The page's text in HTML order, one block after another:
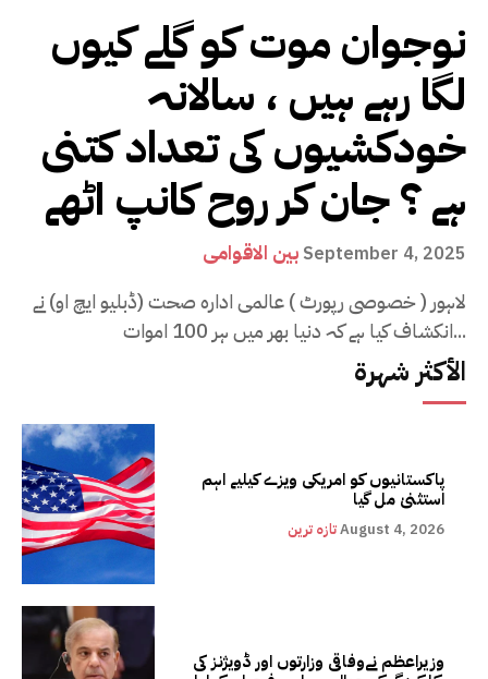
نوجوان موت کو گلے کیوں
لگا رہے ہیں ، سالانہ
خودکشیوں کی تعداد کتنی
ہے ؟ جان کر روح کانپ اٹھے
بین الاقوامی September 4, 2025
لاہور ( خصوصی رپورٹ ) عالمی ادارہ صحت (ڈبلیو ایچ او) نے
انکشاف کیا ہے کہ دنیا بھر میں ہر 100 اموات...
الأكثر شهرة
پاکستانیوں کو امریکی ویزے کیلیے اہم
استثنیٰ مل گیا
تازہ ترینAugust 4, 2026
وزیراعظم نےوفاقی وزارتوں اور ڈویژنز کی